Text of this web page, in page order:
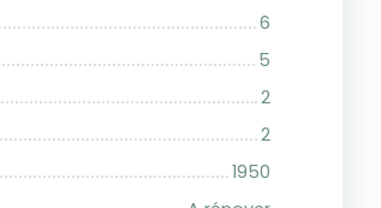
6
5
2
2
1950